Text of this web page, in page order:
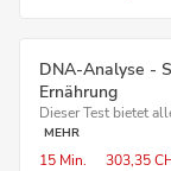
DNA-Analyse -
Ernährung
Dieser Test bietet
MEHR
15 Min. 303,35